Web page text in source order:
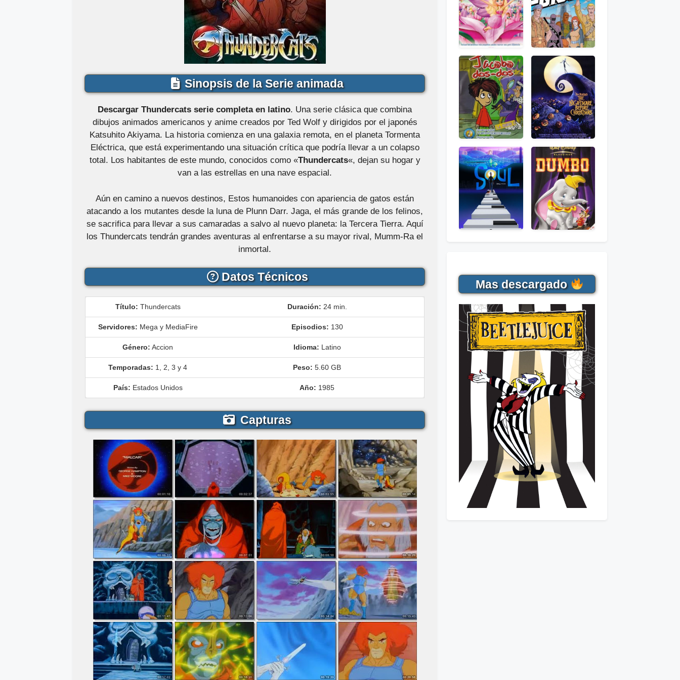
Sinopsis de la Serie animada
Descargar Thundercats serie completa en latino. Una serie clásica que combina
dibujos animados americanos y anime creados por Ted Wolf y dirigidos por el japonés
Katsuhito Akiyama. La historia comienza en una galaxia remota, en el planeta Tormenta
Eléctrica, que está experimentando una situación crítica que podría llevar a un colapso
total. Los habitantes de este mundo, conocidos como «Thundercats«, dejan su hogar y
van a las estrellas en una nave espacial.
Aún en camino a nuevos destinos, Estos humanoides con apariencia de gatos están
atacando a los mutantes desde la luna de Plunn Darr. Jaga, el más grande de los felinos,
se sacrifica para llevar a sus camaradas a salvo al nuevo planeta: la Tercera Tierra. Aquí
los Thundercats tendrán grandes aventuras al enfrentarse a su mayor rival, Mumm-Ra el
inmortal.
Datos Técnicos
Título: Thundercats Duración: 24 min.
Servidores: Mega y MediaFire Episodios: 130
Género: Accion Idioma: Latino
Temporadas: 1, 2, 3 y 4 Peso: 5.60 GB
País: Estados Unidos Año: 1985
Capturas
Mas descargado